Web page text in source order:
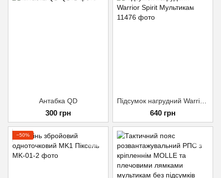
Антабка QD
300 грн 640 грн
−50%